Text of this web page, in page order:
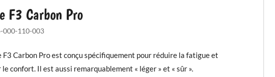
F3 Carbon Pro
000-110-003
F3 Carbon Pro est conçu spécifiquement pour réduire la fatigue et
confort. Il est aussi remarquablement « léger » et « sûr ».